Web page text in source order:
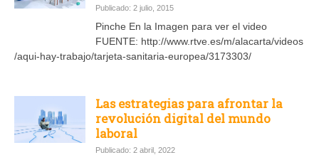
Publicado: 2 julio, 2015
Pinche En la Imagen para ver el video
FUENTE: http://www.rtve.es/m/alacarta/videos
/aqui-hay-trabajo/tarjeta-sanitaria-europea/3173303/
Las estrategias para afrontar la
revolución digital del mundo
laboral
Publicado: 2 abril, 2022